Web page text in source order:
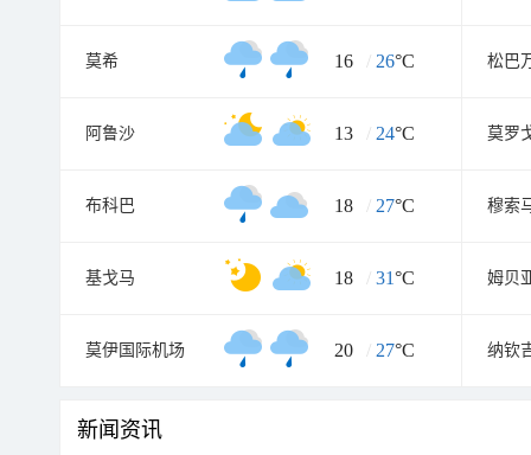
莫希 16 / 26°C 松巴
阿鲁沙 13 / 24°C 莫罗
布科巴 18 / 27°C 穆索
基戈马 18 / 31°C 姆贝
莫伊国际机场 20 / 27°C 纳钦
新闻资讯